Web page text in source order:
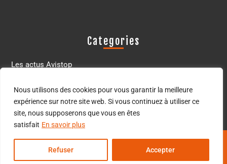
Nous utilisons des cookies pour vous garantir la meilleure
expérience sur notre site web. Si vous continuez à utiliser ce
site, nous supposerons que vous en êtes
satisfait En savoir plus
Refuser Accepter
Categories
Les actus Avistop